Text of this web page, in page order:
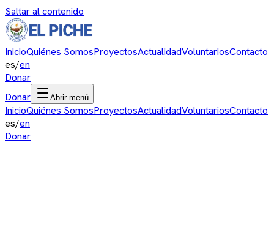
Saltar al contenido
InicioQuiénes SomosProyectosActualidadVoluntariosContacto
es/en
Donar
Donar
Abrir menú
InicioQuiénes SomosProyectosActualidadVoluntariosContacto
es/en
Donar